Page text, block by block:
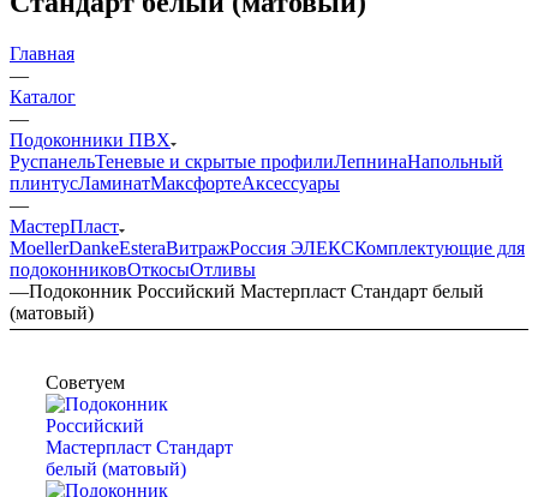
Главная
—
Каталог
—
Подоконники ПВХ
РуспанельТеневые и скрытые профилиЛепнинаНапольный
плинтусЛаминатМаксфортеАксессуары
—
МастерПласт
MoellerDankeEsteraВитражРоссия ЭЛЕКСКомплектующие для
подоконниковОткосыОтливы
—Подоконник Российский Мастерпласт Стандарт белый
(матовый)
Советуем